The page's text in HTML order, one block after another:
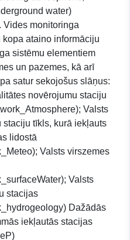
water)
Vides monitoringa
ataino informāciju
sistēmu elementiem
un pazemes, kā arī
satur sekojošus slāņus:
novērojumu staciju
Valsts
tīkls, kurā iekļauts
lidostā
Valsts virszemes
Valsts
stacijas
Dažādās
iekļautās stacijas